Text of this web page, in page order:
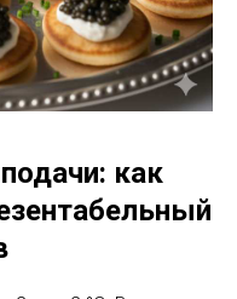
как